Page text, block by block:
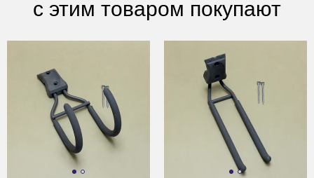
с этим товаром покупают